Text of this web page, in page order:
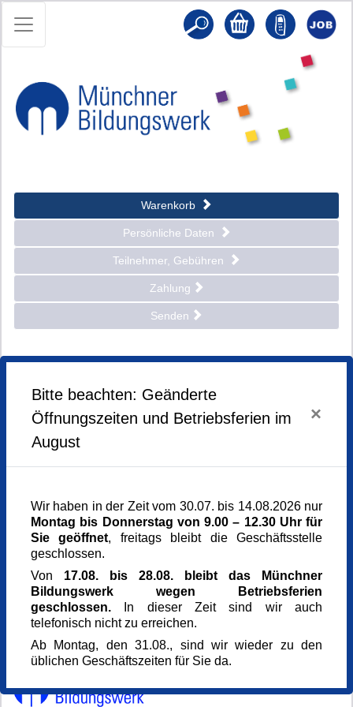
Warenkorb
Persönliche Daten
Teilnehmer, Gebühren
Zahlung
Senden
offene Malgruppe
4x | dienstags, ab 23.06.2026 jeweils 18.00 bis 21.00
Uhr
Kursgebühr: 148 Euro
Weiter zur Anmeldung
Bitte beachten: Geänderte
Öffnungszeiten und Betriebsferien im
August
×
Wir haben in der Zeit vom 30.07. bis 14.08.2026 nur
Montag bis Donnerstag von 9.00 – 12.30 Uhr für
Sie geöffnet, freitags bleibt die Geschäftsstelle
geschlossen.
Von 17.08. bis 28.08. bleibt das Münchner
Bildungswerk wegen Betriebsferien
geschlossen. In dieser Zeit sind wir auch
telefonisch nicht zu erreichen.
Ab Montag, den 31.08., sind wir wieder zu den
üblichen Geschäftszeiten für Sie da.